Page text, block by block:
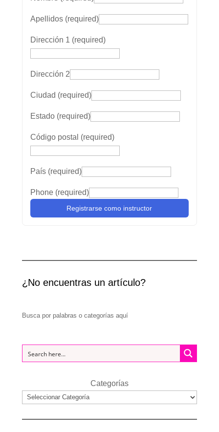
Apellidos (required)
Dirección 1 (required)
Dirección 2
Ciudad (required)
Estado (required)
Código postal (required)
País (required)
Phone (required)
Registrarse como instructor
¿No encuentras un artículo?
Busca por palabras o categorías aquí
Categorías